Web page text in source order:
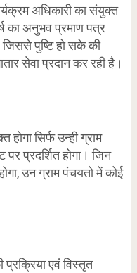
अधिकारी का संयुक्त
का अनुभव प्रमाण पत्र
जिससे पुष्टि हो सके की
सेवा प्रदान कर रही है।
होगा सिर्फ उन्ही ग्राम
पर प्रदर्शित होगा। जिन
उन ग्राम पंचयतो में कोई
प्रक्रिया एवं विस्तृत